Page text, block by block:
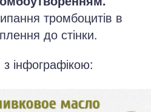
тромбоцитів в
до стінки.
інфографікою: